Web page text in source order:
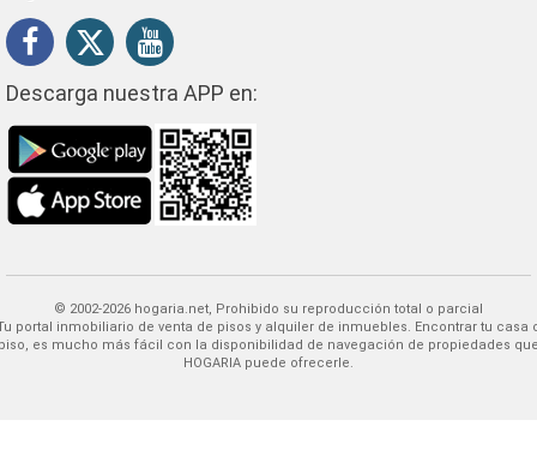
Descarga nuestra APP en:
© 2002-2026 hogaria.net, Prohibido su reproducción total o parcial
Encontrar tu casa o
es mucho más fácil con la disponibilidad de navegación de propiedades
HOGARIA puede ofrecerle.